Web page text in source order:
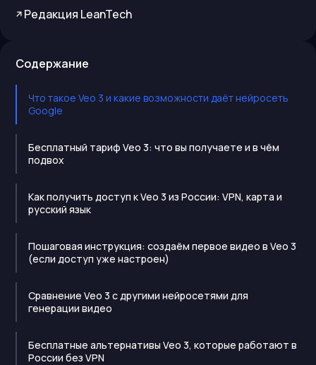
Редакция LeanTech
Содержание
Что такое Veo 3 и какие возможности даёт нейросеть
Google
Бесплатный тариф Veo 3: что вы получаете и в чём
подвох
Как получить доступ к Veo 3 из России: VPN, карта и
русский язык
Пошаговая инструкция: создаём первое видео в Veo 3
(если доступ уже настроен)
Сравнение Veo 3 с другими нейросетями для
генерации видео
Бесплатные альтернативы Veo 3, которые работают в
России без VPN